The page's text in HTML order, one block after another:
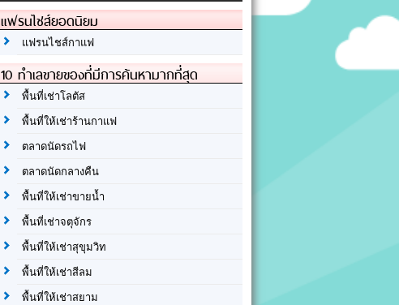
แฟรนไชส์ยอดนิยม
แฟรนไชส์กาแฟ
10 ทำเลขายของที่มีการค้นหามากที่สุด
พื้นที่เช่าโลตัส
พื้นที่ให้เช่าร้านกาแฟ
ตลาดนัดรถไฟ
ตลาดนัดกลางคืน
พื้นที่ให้เช่าขายน้ำ
พื้นที่เช่าจตุจักร
พื้นที่ให้เช่าสุขุมวิท
พื้นที่ให้เช่าสีลม
พื้นที่ให้เช่าสยาม